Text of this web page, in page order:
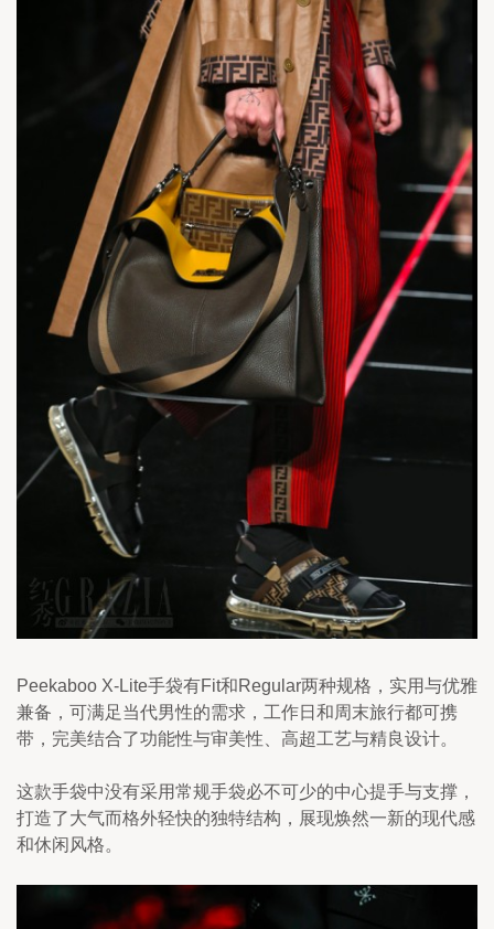
Peekaboo X-Lite手袋有Fit和Regular两种规格，实用与优雅
兼备，可满足当代男性的需求，工作日和周末旅行都可携
带，完美结合了功能性与审美性、高超工艺与精良设计。
这款手袋中没有采用常规手袋必不可少的中心提手与支撑，
打造了大气而格外轻快的独特结构，展现焕然一新的现代感
和休闲风格。